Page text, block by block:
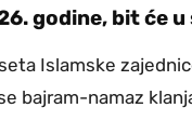
godine, bit će u
Islamske
bajram-namaz